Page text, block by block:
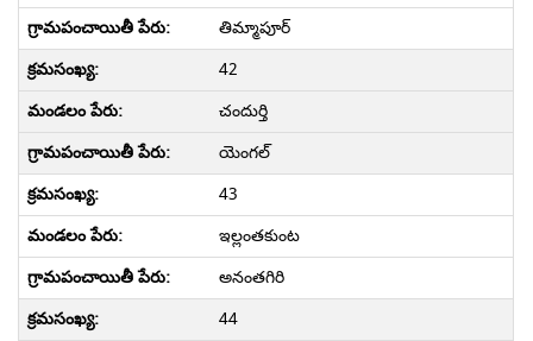
తిమ్మాపూర్
42
చందుర్తి
యెంగల్
43
ఇల్లంతకుంట
అనంతగిరి
44